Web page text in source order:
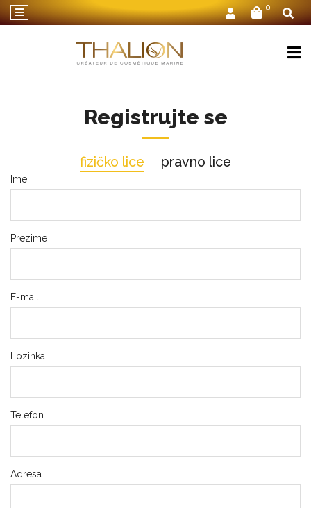
0
Setovi
Registrujte se
fizičko lice pravno lice
Ime
Prezime
E-mail
Lozinka
Telefon
Adresa